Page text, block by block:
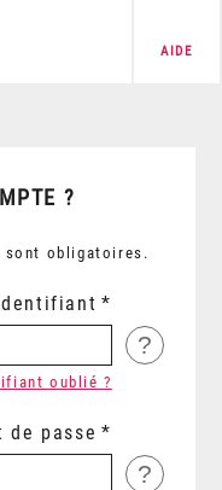
AIDE
?
sont obligatoires.
Identifiant
?
oublié ?
de passe
?